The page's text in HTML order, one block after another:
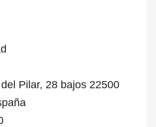
Pilar, 28 bajos 22500